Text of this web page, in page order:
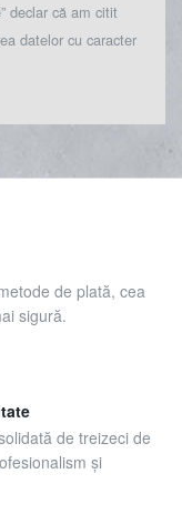
declar că am citit
datelor cu caracter
de plată, cea
sigură.
de treizeci de
și